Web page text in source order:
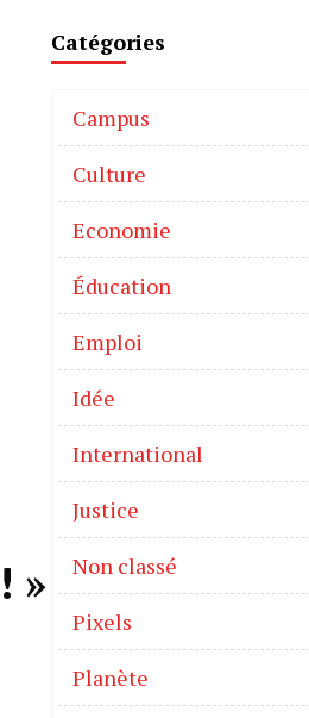
»
Catégories
Campus
Culture
Economie
Éducation
Emploi
Idée
International
Justice
Non classé
Pixels
Planète